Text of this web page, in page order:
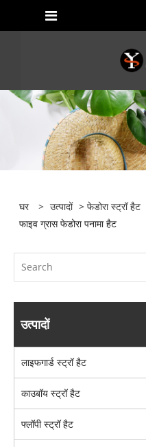
घर > उत्पादों >फेडोरा स्ट्रॉ हैट
फाइव ग्रास फेडोरा पनामा हैट
उत्पादों
लाइफगार्ड स्ट्रॉ हैट
काउबॉय स्ट्रॉ हैट
फ्लॉपी स्ट्रॉ हैट